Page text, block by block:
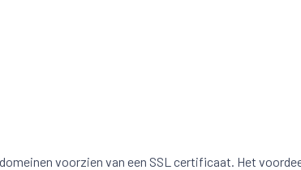
voorzien van een SSL certificaat. Het